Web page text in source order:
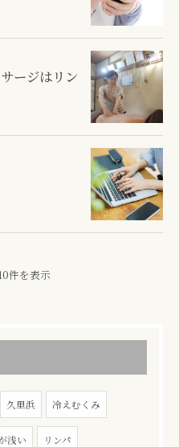
ージはリン
件を表示
久里浜 冷えむくみ
浅い リンパ